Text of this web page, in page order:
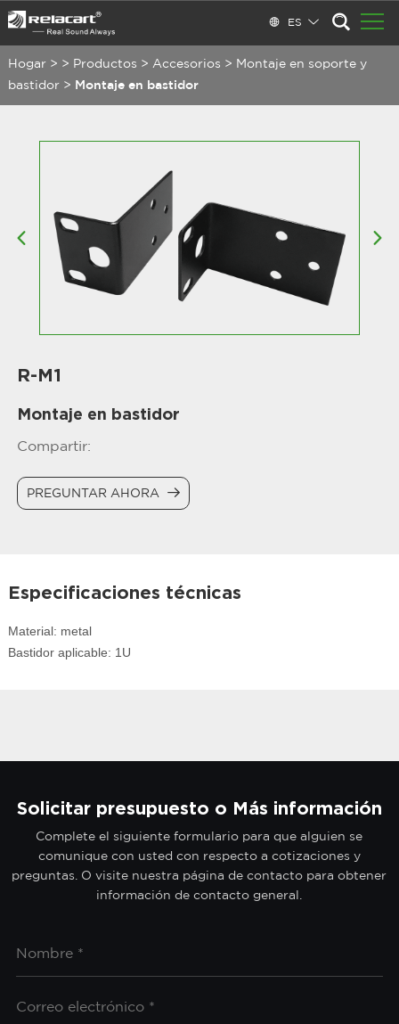
ES
Hogar > > Productos > Accesorios > Montaje en soporte y
bastidor> Montaje en bastidor
R-M1
Montaje en bastidor
Compartir:
PREGUNTAR AHORA
Especificaciones técnicas
Material: metal
Bastidor aplicable: 1U
Solicitar presupuesto o Más información
Complete el siguiente formulario para que alguien se
comunique con usted con respecto a cotizaciones y
preguntas. O visite nuestra página de contacto para obtener
información de contacto general.